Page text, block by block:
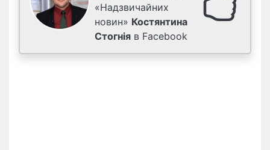
«Надзвичайних
новин» Костянтина
Стогнія в Facebook